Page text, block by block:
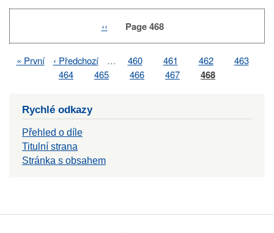
Previous
‹‹ Page 468
Pagination
First
« První
Previous
page
‹ Předchozí … Page
460 Page
461 Page
462 Page
463
Page
464 Page
465 Page
466 Page
467 Page
468
Rychlé odkazy
Přehled o díle
Titulní strana
Stránka s obsahem